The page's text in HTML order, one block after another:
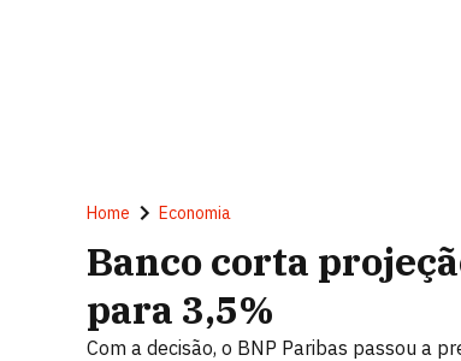
Home Economia
Banco corta
para 3,5%
Com a decisão, o BNP Paribas passou a